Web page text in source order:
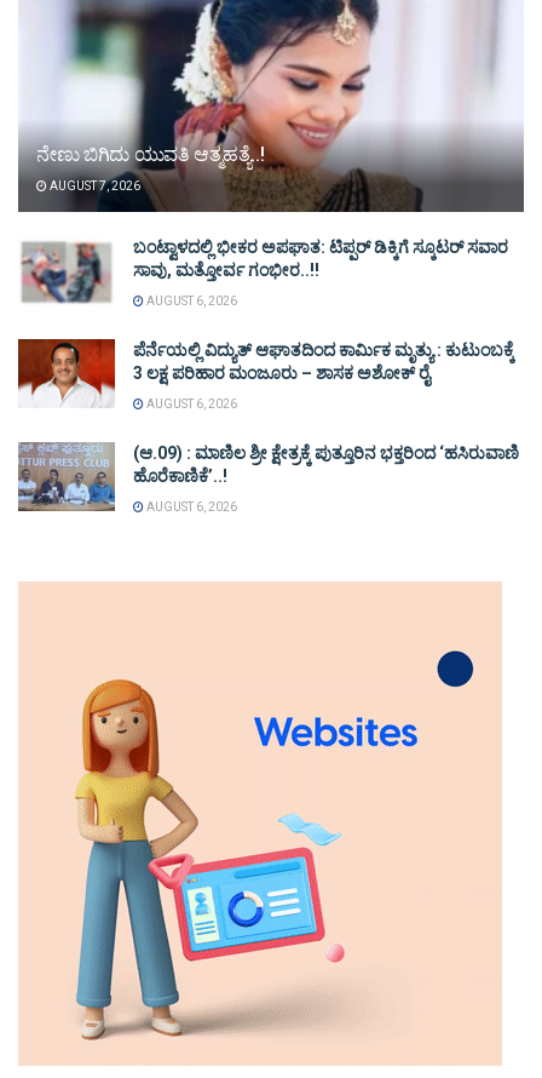
ನೇಣು ಬಿಗಿದು ಯುವತಿ ಆತ್ಮಹತ್ಯೆ..!
AUGUST 7, 2026
ಬಂಟ್ವಾಳದಲ್ಲಿ ಭೀಕರ ಅಪಘಾತ: ಟಿಪ್ಪರ್ ಡಿಕ್ಕಿಗೆ ಸ್ಕೂಟರ್ ಸವಾರ
ಸಾವು, ಮತ್ತೋರ್ವ ಗಂಭೀರ..!!
AUGUST 6, 2026
ಪೆರ್ನೆಯಲ್ಲಿ ವಿದ್ಯುತ್ ಆಘಾತದಿಂದ ಕಾರ್ಮಿಕ ಮೃತ್ಯು : ಕುಟುಂಬಕ್ಕೆ
3 ಲಕ್ಷ ಪರಿಹಾರ ಮಂಜೂರು – ಶಾಸಕ ಅಶೋಕ್ ರೈ
AUGUST 6, 2026
(ಆ.09) : ಮಾಣಿಲ ಶ್ರೀ ಕ್ಷೇತ್ರಕ್ಕೆ ಪುತ್ತೂರಿನ ಭಕ್ತರಿಂದ ‘ಹಸಿರುವಾಣಿ
ಹೊರೆಕಾಣಿಕೆ’..!
AUGUST 6, 2026